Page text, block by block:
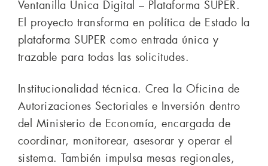
Ventanilla Única Digital – Plataforma SUPER.
El proyecto transforma en política de Estado la
plataforma SUPER como entrada única y
trazable para todas las solicitudes.
Institucionalidad técnica. Crea la Oficina de
Autorizaciones Sectoriales e Inversión dentro
del Ministerio de Economía, encargada de
coordinar, monitorear, asesorar y operar el
sistema. También impulsa mesas regionales,